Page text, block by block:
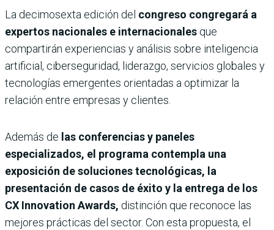
La decimosexta edición del congreso congregará a
expertos nacionales e internacionales que
compartirán experiencias y análisis sobre inteligencia
artificial, ciberseguridad, liderazgo, servicios globales y
tecnologías emergentes orientadas a optimizar la
relación entre empresas y clientes.
Además de las conferencias y paneles
especializados, el programa contempla una
exposición de soluciones tecnológicas, la
presentación de casos de éxito y la entrega de los
CX Innovation Awards, distinción que reconoce las
mejores prácticas del sector. Con esta propuesta, el